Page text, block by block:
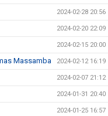
2024-02-28 20:56
2024-02-20 22:09
2024-02-15 20:00
Massamba 2024-02-12 16:19
2024-02-07 21:12
2024-01-31 20:40
2024-01-25 16:57